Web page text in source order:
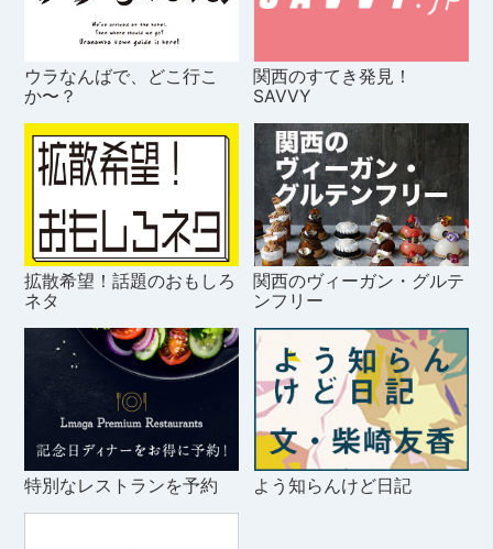
ウラなんばで、どこ行こ
か〜？
関西のすてき発見！
SAVVY
拡散希望！話題のおもしろ
ネタ
関西のヴィーガン・グルテ
ンフリー
特別なレストランを予約 よう知らんけど日記